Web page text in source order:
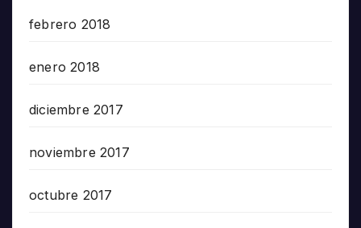
febrero 2018
enero 2018
diciembre 2017
noviembre 2017
octubre 2017